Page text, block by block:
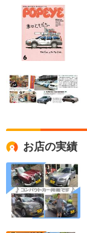
お店の実績